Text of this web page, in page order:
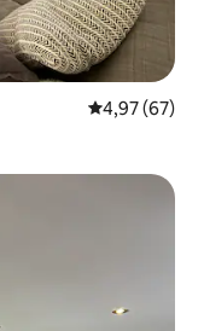
Gemiddelde
4,97 (67)